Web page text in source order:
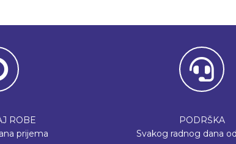
ROBE
prijema
PODRŠKA
Svakog radnog dana